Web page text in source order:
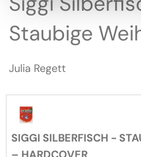
Staubige
Julia Regett
SIGGI SILBERFISCH -